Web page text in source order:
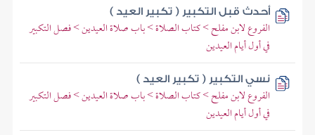
أحدث قبل التكبير ( تكبير العيد )
الفروع لابن مفلح > كتاب الصلاة > باب صلاة العيدين > فصل التكبير
في أول أيام العيدين
نسي التكبير ( تكبير العيد )
الفروع لابن مفلح > كتاب الصلاة > باب صلاة العيدين > فصل التكبير
في أول أيام العيدين